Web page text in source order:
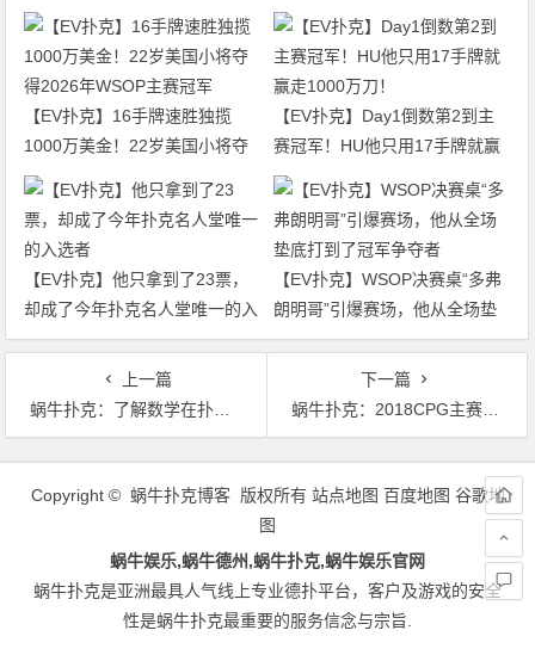
【EV扑克】16手牌速胜独揽
1000万美金！22岁美国小将夺
得2026年WSOP主赛冠军
【EV扑克】Day1倒数第2到主
赛冠军！HU他只用17手牌就赢
走1000万刀！
【EV扑克】他只拿到了23票，
却成了今年扑克名人堂唯一的入
选者
【EV扑克】WSOP决赛桌“多弗
朗明哥”引爆赛场，他从全场垫
底打到了冠军争夺者
上一篇
蜗牛扑克：了解数学在扑克中的重要性
下一篇
蜗牛扑克：2018CPG主赛事Day2：207人奖励圈打开86人晋级
文
Copyright © 蜗牛扑克博客 版权所有 站点地图 百度地图 谷歌地
图
蜗牛娱乐,蜗牛德州,蜗牛扑克,蜗牛娱乐官网
蜗牛扑克是亚洲最具人气线上专业德扑平台，客户及游戏的安全
性是蜗牛扑克最重要的服务信念与宗旨.